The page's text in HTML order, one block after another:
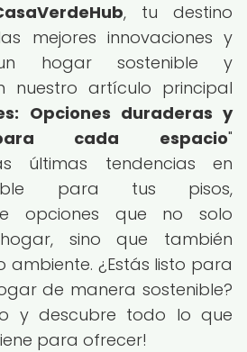
, tu destino
mejores innovaciones y
hogar sostenible y
nuestro artículo principal
Opciones duraderas y
cada espacio"
últimas tendencias en
para tus pisos,
opciones que no solo
sino que también
ambiente. ¿Estás listo para
de manera sostenible?
y descubre todo lo que
para ofrecer!